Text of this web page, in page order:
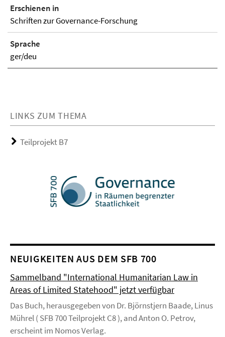
Erschienen in
Schriften zur Governance-Forschung
Sprache
ger/deu
LINKS ZUM THEMA
Teilprojekt B7
NEUIGKEITEN AUS DEM SFB 700
Sammelband "International Humanitarian Law in
Areas of Limited Statehood" jetzt verfügbar
Das Buch, herausgegeben von Dr. Björnstjern Baade, Linus
Mührel ( SFB 700 Teilprojekt C8 ), and Anton O. Petrov,
erscheint im Nomos Verlag.